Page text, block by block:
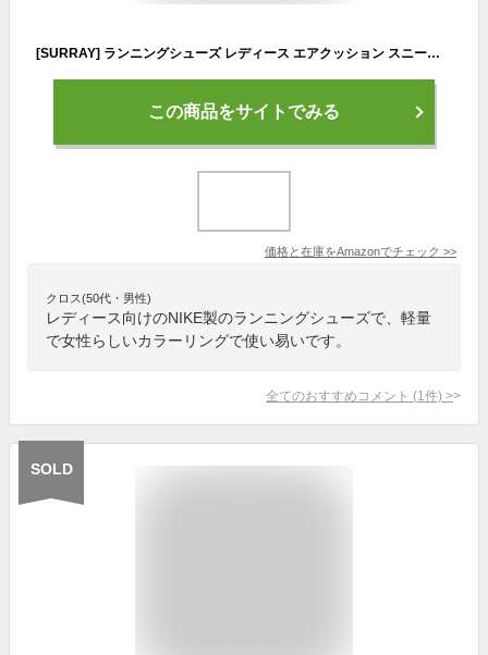
[SURRAY] ランニングシューズ レディース エアクッション スニーカー ウォーキングシューズ 履きやすい カジュアル トレーニング 軽量 通勤 日常着用 ピンク
この商品をサイトでみる
価格と在庫をAmazonでチェック >>
クロス(50代・男性)
レディース向けのNIKE製のランニングシューズで、軽量
で女性らしいカラーリングで使い易いです。
全てのおすすめコメント (1 件) >
SOLD